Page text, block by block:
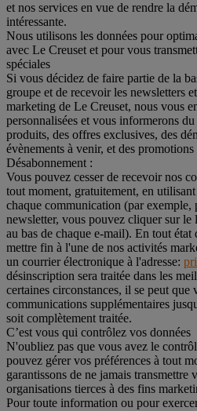
et nos services en vue de rendre la
intéressante.
Nous utilisons les données pour
avec Le Creuset et pour vous
spéciales
Si vous décidez de faire partie de la
groupe et de recevoir les newsletters
marketing de Le Creuset, nous vous
personnalisées et vous informerons
produits, des offres exclusives, des
évènements à venir, et des
Désabonnement :
Vous pouvez cesser de recevoir nos
tout moment, gratuitement, en
chaque communication (par exemple,
newsletter, vous pouvez cliquer sur
au bas de chaque e-mail). En tout état
mettre fin à l'une de nos activités
un courrier électronique à l'adresse:
désinscription sera traitée dans les
certaines circonstances, il se peut que
communications supplémentaires
soit complètement traitée.
C’est vous qui contrôlez vos données
N'oubliez pas que vous avez le
pouvez gérer vos préférences à tout
garantissons de ne jamais transmettre
organisations tierces à des fins
Pour toute information ou pour